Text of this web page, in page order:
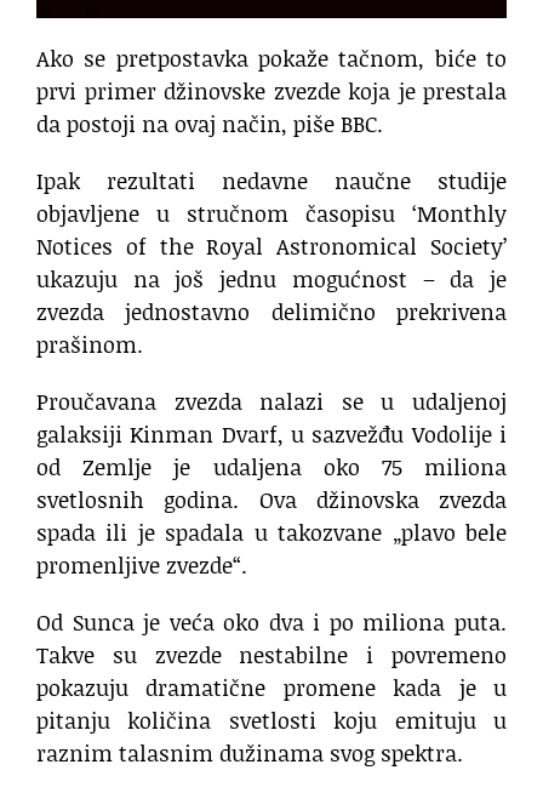
Ako se pretpostavka pokaže tačnom, biće to
prvi primer džinovske zvezde koja je prestala
da postoji na ovaj način, piše BBC.
Ipak rezultati nedavne naučne studije
objavljene u stručnom časopisu ‘Monthly
Notices of the Royal Astronomical Society’
ukazuju na još jednu mogućnost – da je
zvezda jednostavno delimično prekrivena
prašinom.
Proučavana zvezda nalazi se u udaljenoj
galaksiji Kinman Dvarf, u sazvežđu Vodolije i
od Zemlje je udaljena oko 75 miliona
svetlosnih godina. Ova džinovska zvezda
spada ili je spadala u takozvane „plavo bele
promenljive zvezde“.
Od Sunca je veća oko dva i po miliona puta.
Takve su zvezde nestabilne i povremeno
pokazuju dramatične promene kada je u
pitanju količina svetlosti koju emituju u
raznim talasnim dužinama svog spektra.